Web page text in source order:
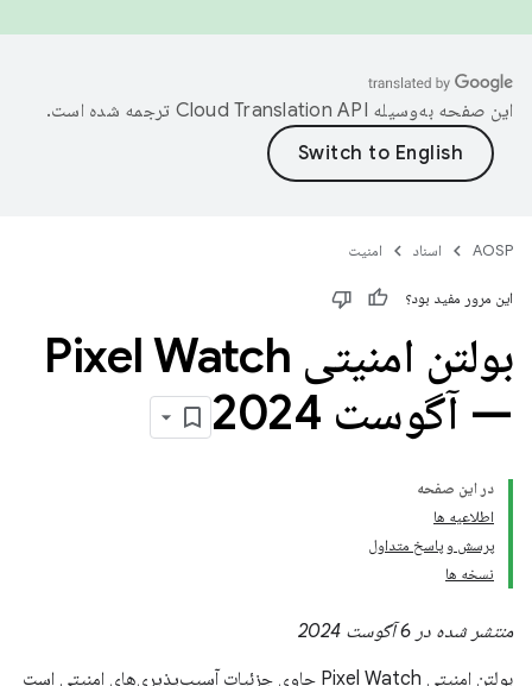
این صفحه به‌وسیله ترجمه شده است.
AOSP اسناد امنیت
این مرور مفید بود؟
بولتن امنیتی Pixel Watch
— آگوست 2024
در این صفحه
اطلاعیه ها
پرسش و پاسخ متداول
نسخه ها
منتشر شده در 6 آگوست 2024
بولتن امنیتی Pixel Watch حاوی جزئیات آسیب‌پذیری‌های امنیتی است